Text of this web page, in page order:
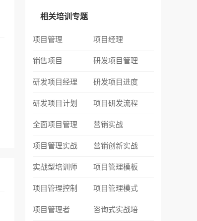
相关培训专题
项目管理 项目经理
销售项目 研发项目管理
研发项目经理 研发项目进度
研发项目计划 项目研发流程
全面项目管理 营销实战
项目管理实战 营销创新实战
实战型培训师 项目管理模板
项目管理控制 项目管理模式
项目管理者 咨询式实战培